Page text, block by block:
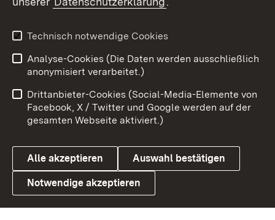
X / Twitter
Youtube
Link zum Landesportal
Benutzungshinweise
Barrierefreiheit
Datenschutz
Cookies
Technisch notwendige Cookies
Analyse-Cookies (Die Daten werden ausschließlich
anonymisiert verarbeitet.)
Drittanbieter-Cookies (Social-Media-Elemente von
Facebook, X / Twitter und Google werden auf der
gesamten Webseite aktiviert.)
Alle akzeptieren Auswahl bestätigen
Notwendige akzeptieren